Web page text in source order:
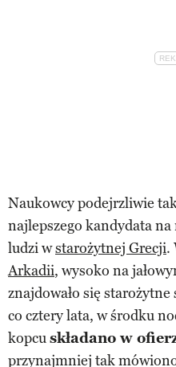
Naukowcy podejrzliwie
najlepszego kandydata
ludzi wstarożytnej Grecji.
Arkadii, wysoko na
znajdowało się
co cztery lata, w środku
kopcuskładano w
przynajmniej tak